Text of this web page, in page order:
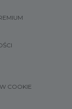
COOKIE